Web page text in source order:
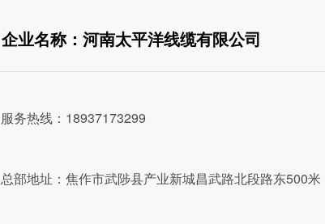
企业名称：河南太平洋线缆有限公司
服务热线：18937173299
总部地址：焦作市武陟县产业新城昌武路北段路东500米